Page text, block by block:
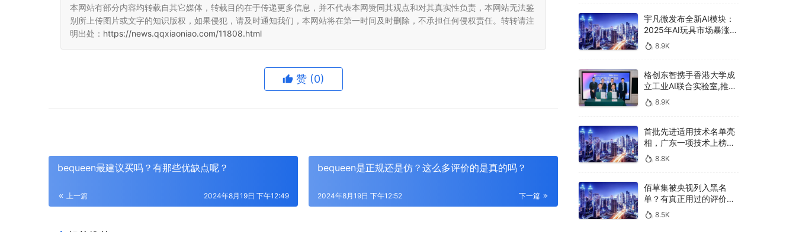
r
f
本网站有部分内容均转载自其它媒体，转载目的在于传递更多信息，并不代表本网赞同其观点和对其真实性负责，本网站无法鉴
别所上传图片或文字的知识版权，如果侵犯，请及时通知我们，本网站将在第一时间及时删除，不承担任何侵权责任。转转请注
明出处： https://news.qqxiaoniao.com/11808.html
赞 (0)
bequeen最建议买吗？有那些优缺点呢？
上一篇 2024年8月19日 下午12:49
bequeen是正规还是仿？这么多评价的是真的吗？
下一篇
2024年8月19日 下午12:52
宇凡微发布全新AI模块：
2025年AI玩具市场暴涨
400亿，90%传统厂商的
生死战即将打响
8.9K
格创东智携手香港大学成
立工业AI联合实验室,推进
AMHS智能物料搬运调度
系统研发
8.9K
首批先进适用技术名单亮
相，广东一项技术上榜，
有何独特之处？
8.8K
佰草集被央视列入黑名
单？有真正用过的评价
吗？8.5K